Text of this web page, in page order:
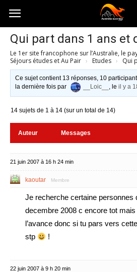
Australia-
australie.com
Qui part dans 1 ans et
Le 1er site francophone sur l’Australie, le
Séjours études et Au Pair › Etudes › Qui
Ce sujet contient 13 réponses, 10
la dernière fois par
__Loic__ , leil y a
14 sujets de 1 à 14 (sur un total de 14)
Auteur Messages
21 juin 2007 à 16 h 24 min
kaoutar Membre
Je recherche certaine personnes
decembre 2008 c encore tot
l’avance donc si tu pars vers
stp
!
22 juin 2007 à 9 h 20 min